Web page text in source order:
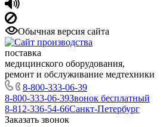
Обычная версия сайта
поставка
медицинского оборудования,
ремонт и обслуживание медтехники
8-800-333-06-39
8-800-333-06-39Звонок бесплатный
8-812-336-54-66Санкт-Петербург
Заказать звонок